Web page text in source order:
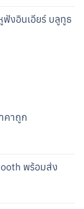
ฟังอินเอียร์ บลูทูธ
คาถูก
พร้อมส่ง